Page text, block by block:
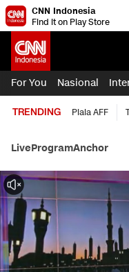
CNN Indonesia
Find it on Play Store
For You Nasional
TRENDING Piala AFF
LiveProgramAnchor